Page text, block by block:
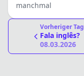
manchmal
Vorheriger Tag
Fala inglês?
08.03.2026